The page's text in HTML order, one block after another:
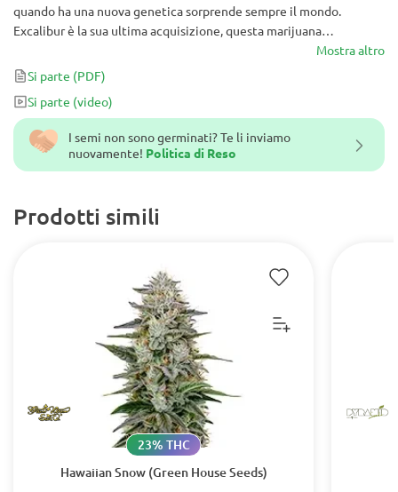
I semi non sono germinati? Te li inviamo
nuovamente! Politica di Reso
Prodotti simili
Hawaiian Snow (Green House Seeds)
23% THC
quando ha una nuova genetica sorprende sempre il mondo.
Excalibur è la sua ultima acquisizione, questa marijuana
femminizzata nella sua breve carriera ha già ricevuto numerosi
riconoscimenti in varie competizioni cannabiche (Canarias e
Spanabis Summer 2013 rispettivamente alla sezione Hash Cup e
Interior Bio).
Mostra altro
Si parte (PDF)
Si parte (video)